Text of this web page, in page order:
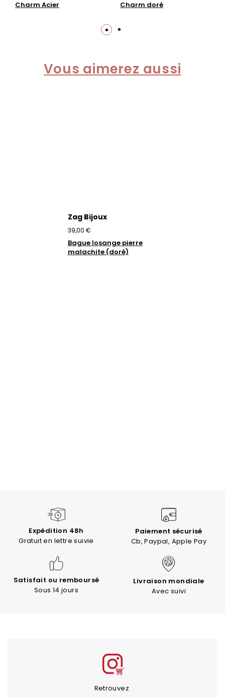
Charm Acier
Charm doré
Vous aimerez aussi
Zag Bijoux
39,00 €
Bague losange pierre
malachite (doré)
Expédition 48h
Gratuit en lettre suivie
Paiement sécurisé
Cb, Paypal, Apple Pay
Satisfait ou remboursé
Sous 14 jours
Livraison mondiale
Avec suivi
Retrouvez